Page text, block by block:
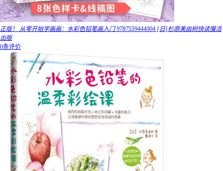
正版！ 从零开始学画画：水彩色铅笔画入门 9787559444004 [日]杉原美由树快读慢活
出版
0条评价